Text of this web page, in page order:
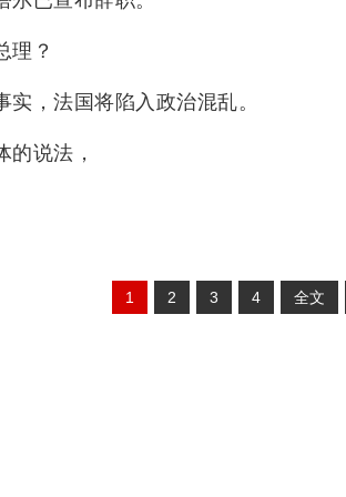
理？
实，法国将陷入政治混乱。
的说法，
1 2 3 4 全文